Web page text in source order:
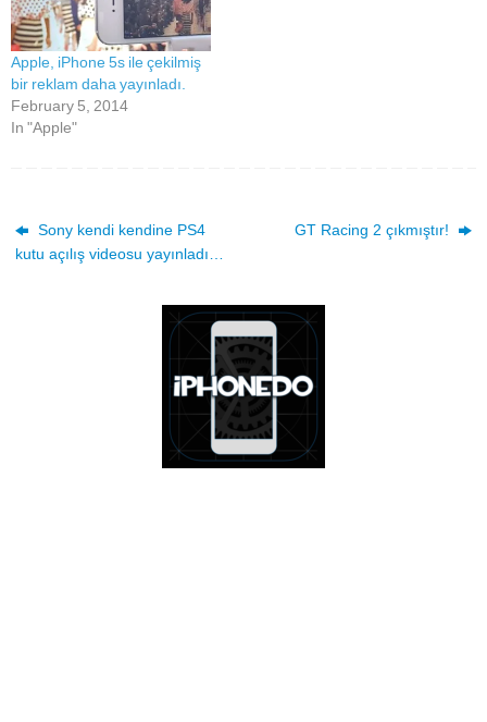
Apple, iPhone 5s ile çekilmiş
bir reklam daha yayınladı.
February 5, 2014
In "Apple"
Sony kendi kendine PS4
kutu açılış videosu yayınladı…
GT Racing 2 çıkmıştır!